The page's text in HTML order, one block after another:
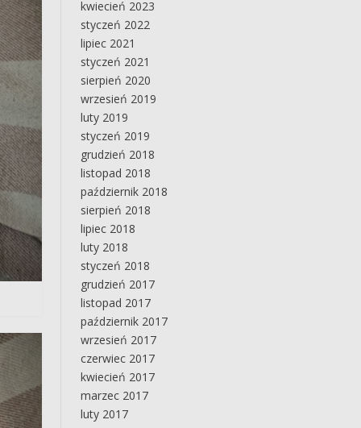
kwiecień 2023
styczeń 2022
lipiec 2021
styczeń 2021
sierpień 2020
wrzesień 2019
luty 2019
styczeń 2019
grudzień 2018
listopad 2018
październik 2018
sierpień 2018
lipiec 2018
luty 2018
styczeń 2018
grudzień 2017
listopad 2017
październik 2017
wrzesień 2017
czerwiec 2017
kwiecień 2017
marzec 2017
luty 2017